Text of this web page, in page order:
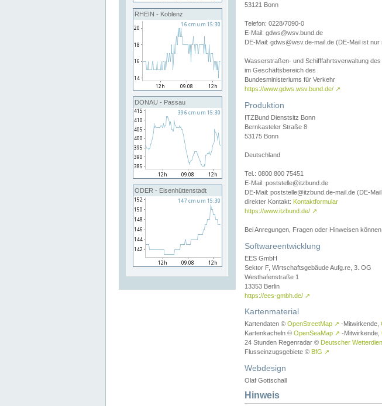
RHEIN - Koblenz
DONAU - Passau
ODER - Eisenhüttenstadt
53121 Bonn
Telefon: 0228/7090-0
E-Mail: gdws@wsv.bund.de
DE-Mail: gdws@wsv.de-mail.de (DE-Mail ist
Wasserstraßen- und Schifffahrtsverwaltung des
im Geschäftsbereich des
Bundesministeriums für Verkehr
https://www.gdws.wsv.bund.de/ ↗
Produktion
ITZBund Dienstsitz Bonn
Bernkasteler Straße 8
53175 Bonn
Deutschland
Tel.: 0800 800 75451
E-Mail: poststelle@itzbund.de
DE-Mail: poststelle@itzbund.de-mail.de (DE-
direkter Kontakt: Kontaktformular
https://www.itzbund.de/ ↗
Bei Anregungen, Fragen oder Hinweisen
Softwareentwicklung
EES GmbH
Sektor F, Wirtschaftsgebäude Aufg.re, 3. OG
Westhafenstraße 1
13353 Berlin
https://ees-gmbh.de/ ↗
Kartenmaterial
Kartendaten © OpenStreetMap ↗ -Mitwirkende,
Kartenkacheln © OpenSeaMap ↗ -Mitwirkende,
24 Stunden Regenradar © Deutscher
Flusseinzugsgebiete © BfG ↗
Webdesign
Olaf Gottschall
Hinweis